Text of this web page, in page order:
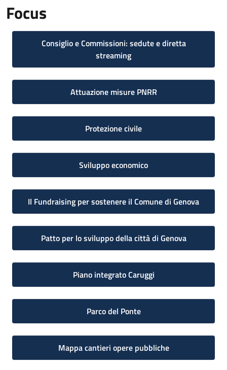
Focus
Consiglio e Commissioni: sedute e diretta
streaming
Attuazione misure PNRR
Protezione civile
Sviluppo economico
Il Fundraising per sostenere il Comune di Genova
Patto per lo sviluppo della città di Genova
Piano integrato Caruggi
Parco del Ponte
Mappa cantieri opere pubbliche